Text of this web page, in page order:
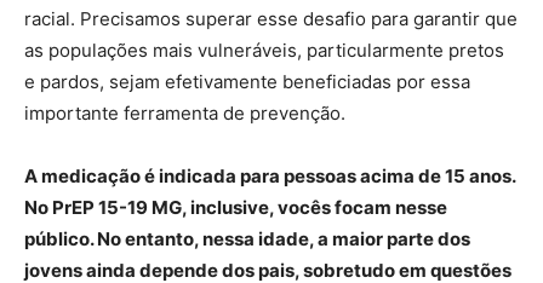
racial. Precisamos superar esse desafio para garantir que
as populações mais vulneráveis, particularmente pretos
e pardos, sejam efetivamente beneficiadas por essa
importante ferramenta de prevenção.
A medicação é indicada para pessoas acima de 15 anos.
No PrEP 15-19 MG, inclusive, vocês focam nesse
público. No entanto, nessa idade, a maior parte dos
jovens ainda depende dos pais, sobretudo em questões